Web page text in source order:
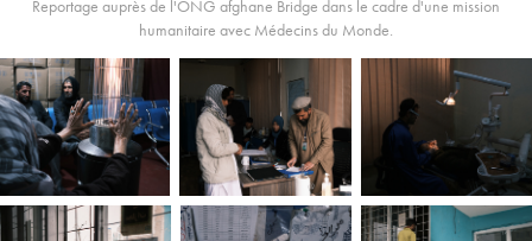
Reportage auprès de l'ONG afghane Bridge dans le cadre d'une mission
humanitaire avec Médecins du Monde.